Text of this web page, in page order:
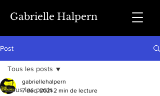
Gabrielle Halpern
Post
Tous les posts
Tous les posts
gabriellehalpern
7 déc. 2021 2 min de lecture